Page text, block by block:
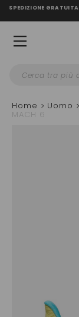
SPEDIZIONE GRATUITA
Home Uomo
MACH 6